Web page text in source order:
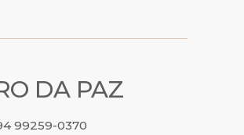
DA PAZ
99259-0370